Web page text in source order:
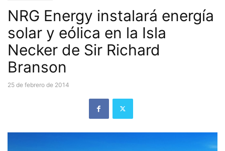
NRG Energy instalará energía
solar y eólica en la Isla
Necker de Sir Richard
Branson
25 de febrero de 2014